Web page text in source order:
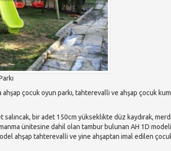
ahşap çocuk oyun parkı, tahterevalli ve ahşap çocuk
salıncak, bir adet 150cm yükseklikte düz kaydırak,
ünitesine dahil olan tambur bulunan AH 1D
ahşap tahterevalli ve yine ahşaptan imal edilen